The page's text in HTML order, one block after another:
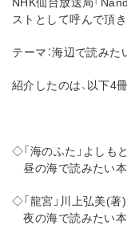
ストとして呼んで頂き
テーマ：海辺で読みた
紹介したのは、以下4冊
◇「海のふた」よしも
昼の海で読みたい本
◇「龍宮」川上弘美(著)
夜の海で読みたい本